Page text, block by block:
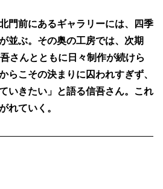
門前にあるギャラリーには、四季
並ぶ。その奥の工房では、次期
さんとともに日々制作が続けら
らこその決まりに囚われすぎず、
いきたい」と語る信吾さん。これ
れていく。